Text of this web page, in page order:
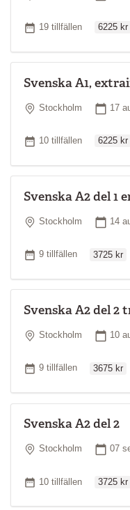
Antal tillfällen
19 tillfällen 6225 kr
Svenska A1,
Plats
Stockholm 17
Antal tillfällen
10 tillfällen 6225 kr
Svenska A2 del 1
Plats
Stockholm 14
Antal tillfällen
9 tillfällen 3725 kr
Svenska A2 del 2
Plats
Stockholm 10
Antal tillfällen
9 tillfällen 3675 kr
Svenska A2 del 2
Plats
Stockholm 07
Antal tillfällen
10 tillfällen 3725 kr